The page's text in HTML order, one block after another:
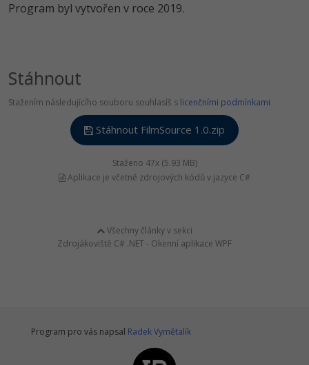
Program byl vytvořen v roce 2019.
Stáhnout
Stažením následujícího souboru souhlasíš s licenčními podmínkami
Stáhnout FilmSource 1.0.zip
Staženo 47x (5.93 MB)
Aplikace je včetně zdrojových kódů v jazyce C#
Všechny články v sekci
Zdrojákoviště C# .NET - Okenní aplikace WPF
Program pro vás napsal Radek Vymětalík